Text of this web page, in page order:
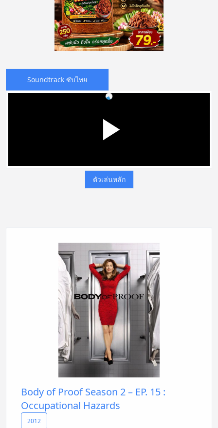
Soundtrack ซับไทย
ตัวเล่นหลัก
Body of Proof Season 2 – EP. 15 :
Occupational Hazards
2012